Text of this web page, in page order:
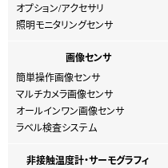
オプション/アクセサリ
照明モニタリングセンサ
画像センサ
簡単操作画像センサ
マルチカメラ画像センサ
オールインワン画像センサ
ラベル検査システム
非接触温度計・サーモグラフィ